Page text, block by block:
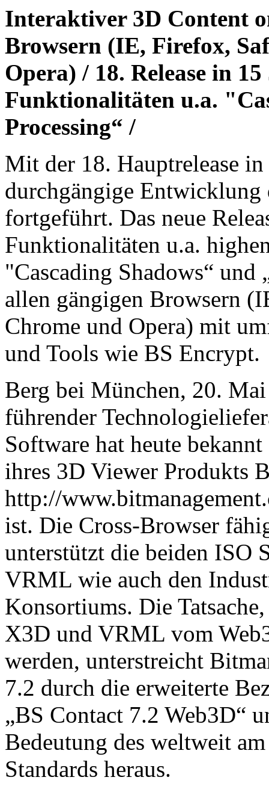
Interaktiver 3D Content
Browsern (IE, Firefox,
Opera) / 18. Release in
Funktionalitäten u.a.
Processing“ /
Mit der 18. Hauptrelease
durchgängige Entwicklung
fortgeführt. Das neue
Funktionalitäten u.a.
"Cascading Shadows“ und
allen gängigen Browsern
Chrome und Opera) mit
und Tools wie BS Encrypt.
Berg bei München, 20.
führender
Software hat heute bekannt
ihres 3D Viewer Produkts
http://
ist. Die Cross-Browser
unterstützt die beiden ISO
VRML wie auch den
Konsortiums. Die
X3D und VRML vom
werden, unterstreicht
7.2 durch die erweiterte
„BS Contact 7.2 Web3D“
Bedeutung des weltweit
Standards heraus.